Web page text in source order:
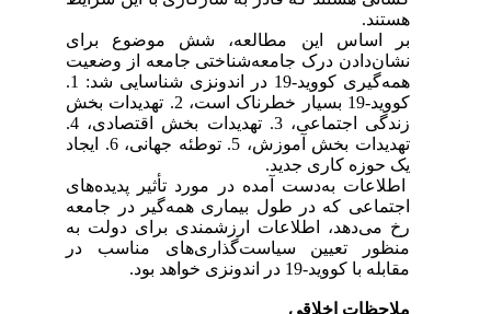
هستند.
بر اساس این مطالعه، شش موضوع برای
نشان‌دادن درک جامعه‌شناختی جامعه از وضعیت
کووید-19 بسیار خطرناک است، 2. تهدیدات بخش
تهدیدات بخش آموزش، 5. توطئه جهانی، 6. ایجاد
یک حوزه کاری جدید.
اطلاعات به‌دست آمده در مورد تأثیر پدیده‌های
اجتماعی که در طول بیماری همه‌گیر در جامعه
رخ می‌دهد، اطلاعات ارزشمندی برای دولت به
منظور تعیین سیاست‌گذاری‌های مناسب در
مقابله با کووید-19 در اندونزی خواهد بود.
ملاحظات اخلاقی